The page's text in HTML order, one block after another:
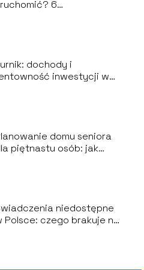
6
dochody i
inwestycji w
domu seniora
piętnastu osób: jak
niedostępne
Polsce: czego brakuje na